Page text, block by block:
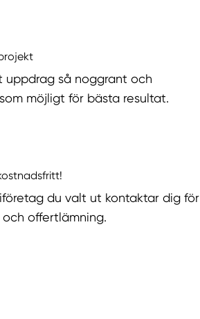
uppdrag så noggrant och
möjligt för bästa resultat.
du valt ut kontaktar dig för
offertlämning.